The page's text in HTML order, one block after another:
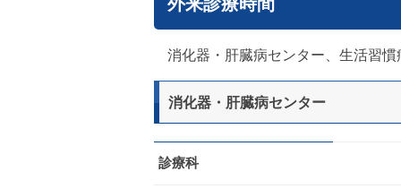
消化器・肝臓病センター、生活習
消化器・肝臓病センター
診療科